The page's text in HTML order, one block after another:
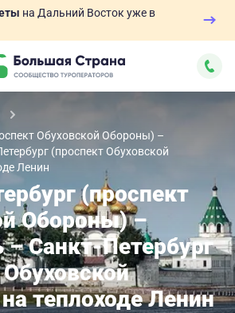
на Дальний Восток уже в
Обуховской Обороны) –
(проспект Обуховской
Ленин
(проспект
Обороны) –
– Санкт-Петербург
теплоходе Ленин